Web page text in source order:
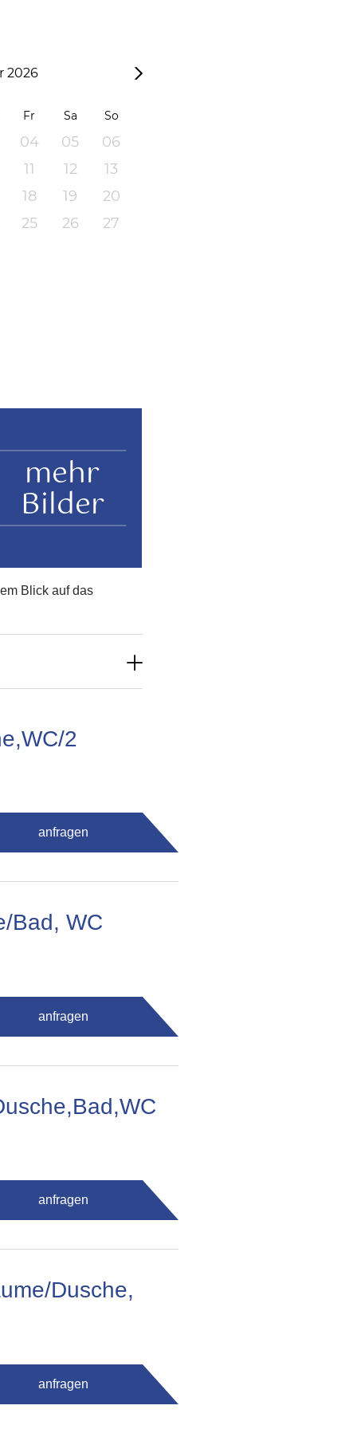
2026
Fr Sa So
04 05
06
11 12
13
18 19
20
25 26
27
mehr
Bilder
Blick auf das
2
anfragen
Bad, WC
anfragen
anfragen
Dusche,
anfragen